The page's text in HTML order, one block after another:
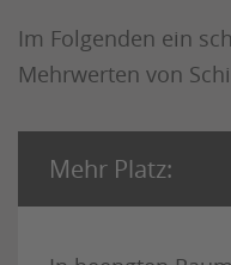
Im Folgenden ein
Mehrwerten von
Mehr Platz: